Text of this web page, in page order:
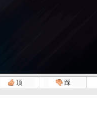
顶 踩